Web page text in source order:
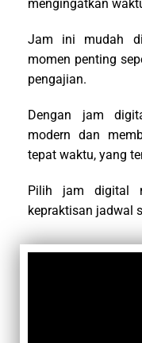
mengingatkan
Jam ini mudah
momen penting
pengajian.
Dengan jam
modern dan
tepat waktu, yang
Pilih jam digital
kepraktisan jadwal